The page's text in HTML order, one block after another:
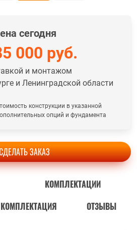
сегодня
000 руб.
и монтажом
и Ленинградской области
конструкции в указанной
опций и фундамента
ЗАКАЗ
КОМПЛЕКТАЦИИ
ОТЗЫВЫ